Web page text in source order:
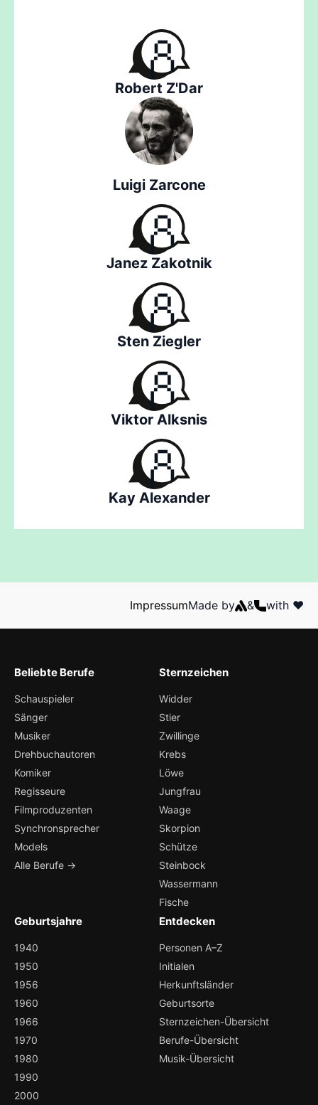
Robert Z'Dar
Luigi Zarcone
Janez Zakotnik
Sten Ziegler
Viktor Alksnis
Kay Alexander
ImpressumMade by & with ❤️
Beliebte Berufe
Schauspieler
Sänger
Musiker
Drehbuchautoren
Komiker
Regisseure
Filmproduzenten
Synchronsprecher
Models
Alle Berufe →
Sternzeichen
Widder
Stier
Zwillinge
Krebs
Löwe
Jungfrau
Waage
Skorpion
Schütze
Steinbock
Wassermann
Fische
Geburtsjahre
1940
1950
1956
1960
1966
1970
1980
1990
2000
Entdecken
Personen A–Z
Initialen
Herkunftsländer
Geburtsorte
Sternzeichen-Übersicht
Berufe-Übersicht
Musik-Übersicht